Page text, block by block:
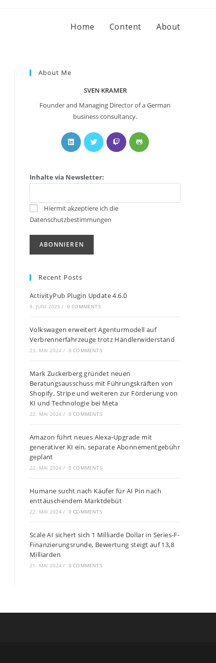
Home Content About
About Me
SVEN KRAMER
Founder and Managing Director of a German
business consultancy.
Inhalte via Newsletter:
Hiermit akzeptiere ich die
Datenschutzbestimmungen
Recent Posts
ActivityPub Plugin Update 4.6.0
8. JUNI 2025 / 0 COMMENTS
Volkswagen erweitert Agenturmodell auf
Verbrennerfahrzeuge trotz Händlerwiderstand
23. MAI 2024 / 0 COMMENTS
Mark Zuckerberg gründet neuen
Beratungsausschuss mit Führungskräften von
Shopify, Stripe und weiteren zur Förderung von
KI und Technologie bei Meta
22. MAI 2024 / 0 COMMENTS
Amazon führt neues Alexa-Upgrade mit
generativer KI ein, separate Abonnementgebühr
geplant
22. MAI 2024 / 0 COMMENTS
Humane sucht nach Käufer für AI Pin nach
enttäuschendem Marktdebüt
22. MAI 2024 / 0 COMMENTS
Scale AI sichert sich 1 Milliarde Dollar in Series-F-
Finanzierungsrunde, Bewertung steigt auf 13,8
Milliarden
21. MAI 2024 / 0 COMMENTS